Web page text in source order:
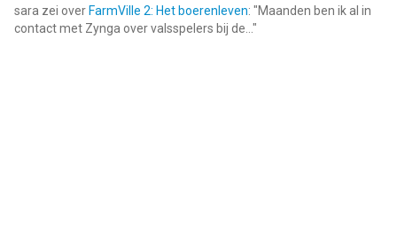
sara zei over FarmVille 2: Het boerenleven: "Maanden ben ik al in
contact met Zynga over valsspelers bij de... "